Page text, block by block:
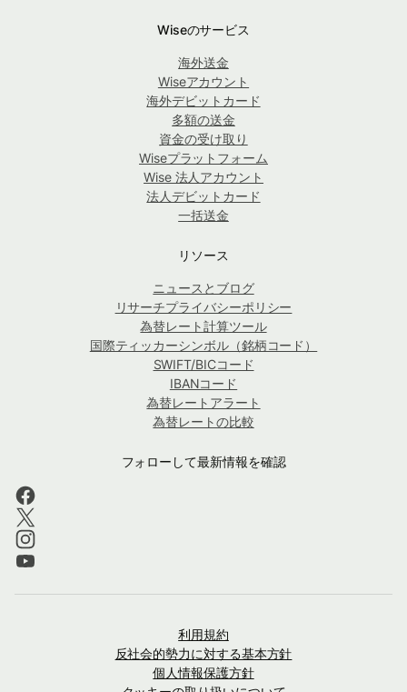
Wiseのサービス
海外送金
Wiseアカウント
海外デビットカード
多額の送金
資金の受け取り
Wiseプラットフォーム
Wise 法人アカウント
法人デビットカード
一括送金
リソース
ニュースとブログ
リサーチプライバシーポリシー
為替レート計算ツール
国際ティッカーシンボル（銘柄コード）
SWIFT/BICコード
IBANコード
為替レートアラート
為替レートの比較
フォローして最新情報を確認
利用規約
反社会的勢力に対する基本方針
個人情報保護方針